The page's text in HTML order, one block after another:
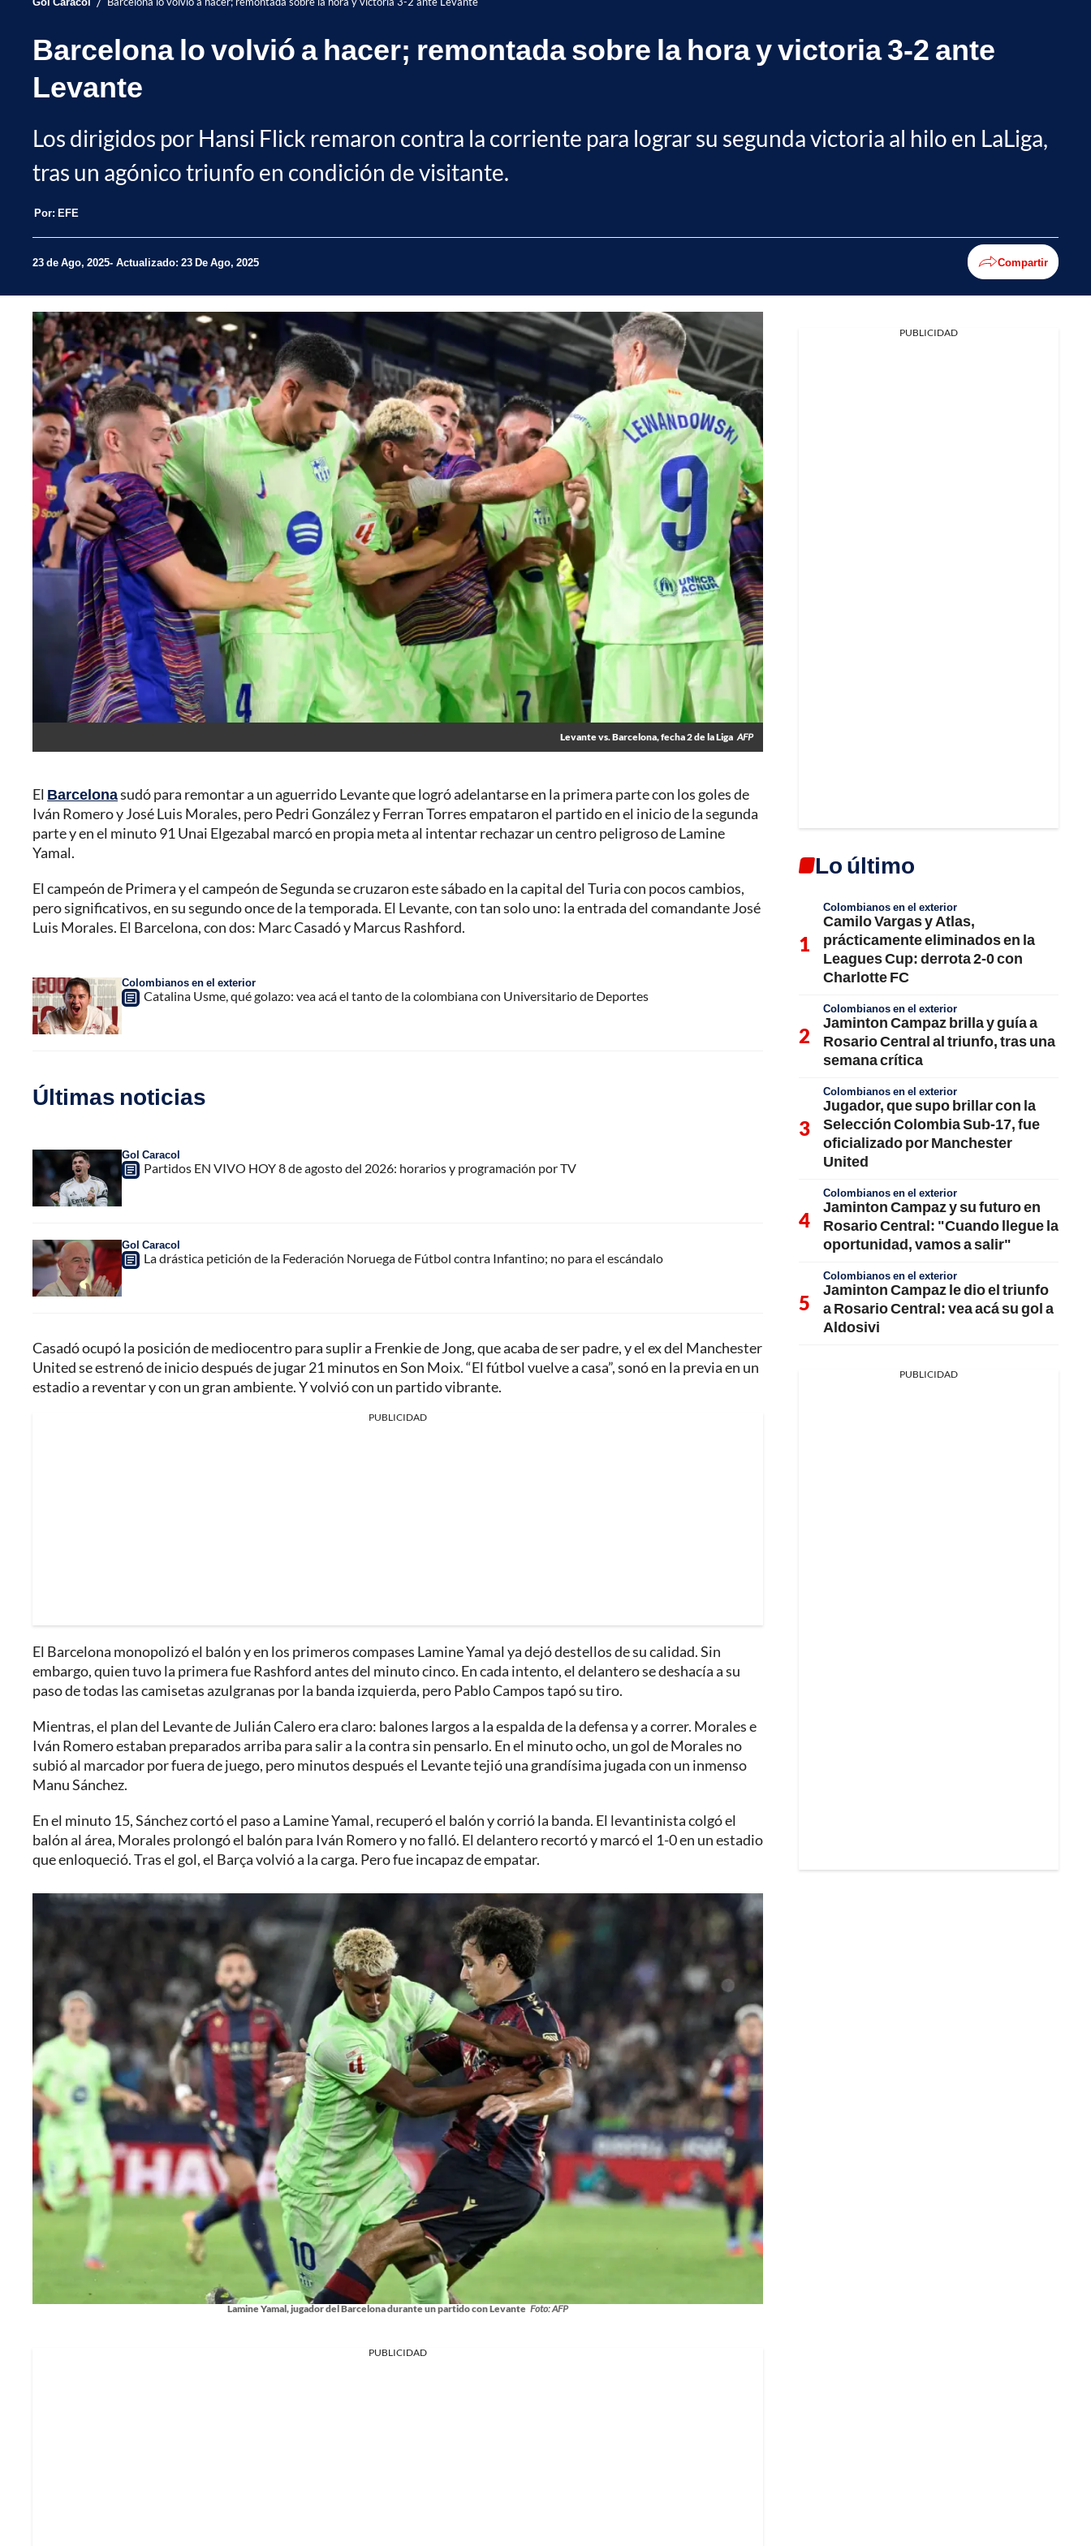
Barcelona lo volvió a hacer; remontada sobre la hora y victoria 3-2 ante
Levante
Los dirigidos por Hansi Flick remaron contra la corriente para lograr su segunda victoria al hilo en LaLiga,
tras un agónico triunfo en condición de visitante.
Por: EFE
23 de Ago, 2025 Actualizado: 23 De Ago, 2025 Compartir
Levante vs. Barcelona, fecha 2 de la Liga AFP
El Barcelonasudó para remontar a un aguerrido Levante que logró adelantarse en la primera parte con los goles de
Iván Romero y José Luis Morales, pero Pedri González y Ferran Torres empataron el partido en el inicio de la segunda
parte y en el minuto 91 Unai Elgezabal marcó en propia meta al intentar rechazar un centro peligroso de Lamine
Yamal.
El campeón de Primera y el campeón de Segunda se cruzaron este sábado en la capital del Turia con pocos cambios,
pero significativos, en su segundo once de la temporada. El Levante, con tan solo uno: la entrada del comandante José
Luis Morales. El Barcelona, con dos: Marc Casadó y Marcus Rashford.
Colombianos en el exterior
Catalina Usme, qué golazo: vea acá el tanto de la colombiana con Universitario de Deportes
Últimas noticias
Gol Caracol
Partidos EN VIVO HOY 8 de agosto del 2026: horarios y programación por TV
Gol Caracol
La drástica petición de la Federación Noruega de Fútbol contra Infantino; no para el escándalo
Casadó ocupó la posición de mediocentro para suplir a Frenkie de Jong, que acaba de ser padre, y el ex del Manchester
United se estrenó de inicio después de jugar 21 minutos en Son Moix. “El fútbol vuelve a casa”, sonó en la previa en un
estadio a reventar y con un gran ambiente. Y volvió con un partido vibrante.
PUBLICIDAD
El Barcelona monopolizó el balón y en los primeros compases Lamine Yamal ya dejó destellos de su calidad. Sin
embargo, quien tuvo la primera fue Rashford antes del minuto cinco. En cada intento, el delantero se deshacía a su
paso de todas las camisetas azulgranas por la banda izquierda, pero Pablo Campos tapó su tiro.
Mientras, el plan del Levante de Julián Calero era claro: balones largos a la espalda de la defensa y a correr. Morales e
Iván Romero estaban preparados arriba para salir a la contra sin pensarlo. En el minuto ocho, un gol de Morales no
subió al marcador por fuera de juego, pero minutos después el Levante tejió una grandísima jugada con un inmenso
Manu Sánchez.
En el minuto 15, Sánchez cortó el paso a Lamine Yamal, recuperó el balón y corrió la banda. El levantinista colgó el
balón al área, Morales prolongó el balón para Iván Romero y no falló. El delantero recortó y marcó el 1-0 en un estadio
que enloqueció. Tras el gol, el Barça volvió a la carga. Pero fue incapaz de empatar.
Lamine Yamal, jugador del Barcelona durante un partido con Levante Foto: AFP
PUBLICIDAD
PUBLICIDAD
Lo último
Colombianos en el exterior
Camilo Vargas y Atlas,
prácticamente eliminados en la
Leagues Cup: derrota 2-0 con
Charlotte FC
Colombianos en el exterior
Jaminton Campaz brilla y guía a
Rosario Central al triunfo, tras una
semana crítica
Colombianos en el exterior
Jugador, que supo brillar con la
Selección Colombia Sub-17, fue
oficializado por Manchester
United
Colombianos en el exterior
Jaminton Campaz y su futuro en
Rosario Central: "Cuando llegue la
oportunidad, vamos a salir"
Colombianos en el exterior
Jaminton Campaz le dio el triunfo
a Rosario Central: vea acá su gol a
Aldosivi
PUBLICIDAD